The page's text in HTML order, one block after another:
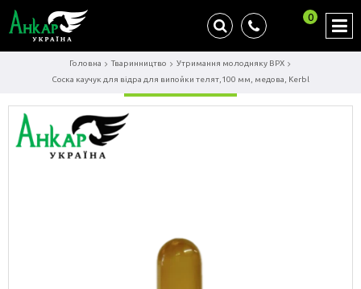
0
Головна Тваринництво
Утримання молодняку ВРХ
Соска каучук для відра для випойки телят,100 мм, медова, Kerbl